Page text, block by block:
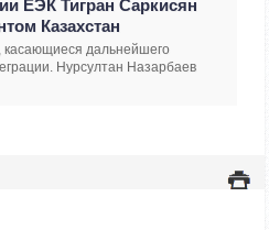
ЕЭК Тигран Саркисян
Казахстан
дальнейшего
Нурсултан Назарбаев